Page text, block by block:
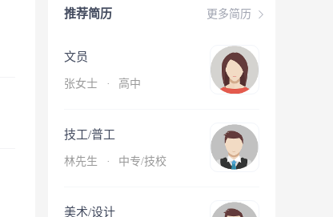
更多简历
推荐简历
文员
张女士 · 高中
技工/普工
林先生 · 中专/技校
美术/设计